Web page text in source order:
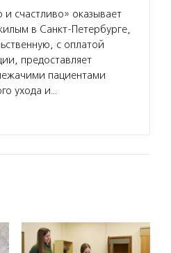
счастливо» оказывает
в Санкт-Петербурге,
с оплатой
предоставляет
пациентами
ухода и…